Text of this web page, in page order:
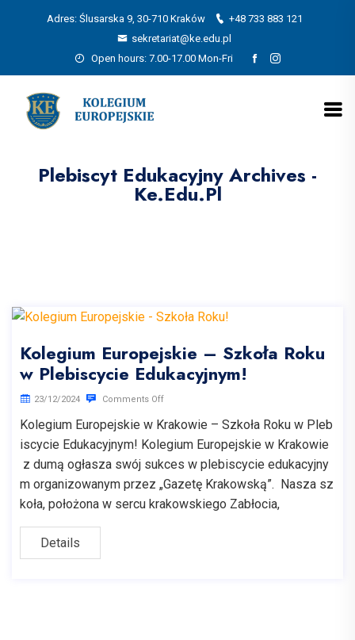
Adres: Ślusarska 9, 30-710 Kraków
+48 733 883 121
sekretariat@ke.edu.pl
Open hours: 7.00-17.00 Mon-Fri
Plebiscyt Edukacyjny Archives -
Ke.edu.pl
Kolegium Europejskie – Szkoła Roku
w Plebiscycie Edukacyjnym!
23/12/2024 Comments Off
Kolegium Europejskie w Krakowie – Szkoła Roku w Pleb
iscycie Edukacyjnym! Kolegium Europejskie w Krakowie
z dumą ogłasza swój sukces w plebiscycie edukacyjny
m organizowanym przez „Gazetę Krakowską”. Nasza sz
koła, położona w sercu krakowskiego Zabłocia,
Details